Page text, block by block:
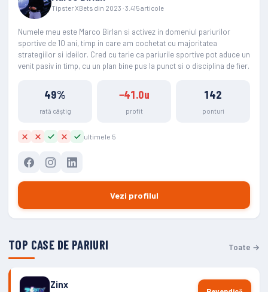
Tipster XBets din 2023 · 3.415 articole
Numele meu este Marco Birlan si activez in domeniul pariurilor
sportive de 10 ani, timp in care am cochetat cu majoritatea
strategiilor si ideilor. Cred cu tarie ca pariurile sportive pot aduce un
venit pasiv in timp, cu un plan bine pus la punct si o disciplina de fier.
49%
rată câștig
−41.0u
profit
142
ponturi
ultimele 5
Vezi profilul
TOP CASE DE PARIURI Toate →
Zinx